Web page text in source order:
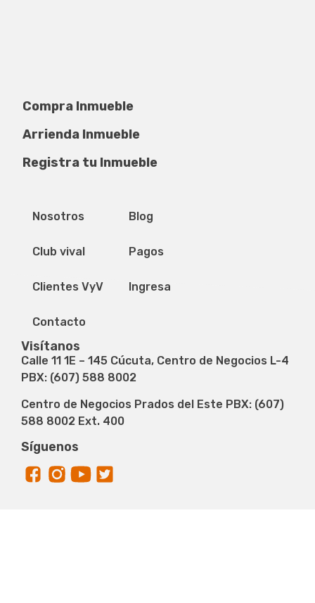
Compra Inmueble
Arrienda Inmueble
Registra tu Inmueble
Nosotros
Club vival
Clientes VyV
Contacto
Blog
Pagos
Ingresa
Visítanos
Calle 11 1E – 145 Cúcuta, Centro de Negocios L-4
PBX: (607) 588 8002
Centro de Negocios Prados del Este PBX: (607)
588 8002 Ext. 400
Síguenos